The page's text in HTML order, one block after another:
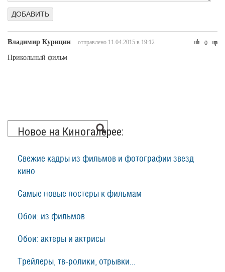
Владимир Курицин отправлено 11.04.2015 в 19:12 0
Прикольный фильм
Новое на Киногалерее:
Свежие кадры из фильмов и фотографии звезд
кино
Самые новые постеры к фильмам
Обои: из фильмов
Обои: актеры и актрисы
Трейлеры, тв-ролики, отрывки...